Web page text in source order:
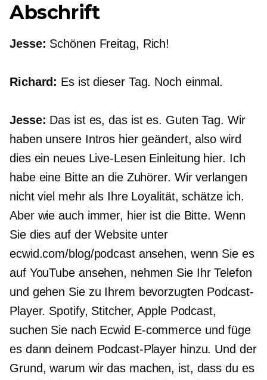
Abschrift
Jesse: Schönen Freitag, Rich!
Richard: Es ist dieser Tag. Noch einmal.
Jesse: Das ist es, das ist es. Guten Tag. Wir
haben unsere Intros hier geändert, also wird
dies ein neues Live-Lesen Einleitung hier. Ich
habe eine Bitte an die Zuhörer. Wir verlangen
nicht viel mehr als Ihre Loyalität, schätze ich.
Aber wie auch immer, hier ist die Bitte. Wenn
Sie dies auf der Website unter
ecwid.com/blog/podcast ansehen, wenn Sie es
auf YouTube ansehen, nehmen Sie Ihr Telefon
und gehen Sie zu Ihrem bevorzugten Podcast-
Player. Spotify, Stitcher, Apple Podcast,
suchen Sie nach Ecwid E-commerceund füge
es dann deinem Podcast-Player hinzu. Und der
Grund, warum wir das machen, ist, dass du es